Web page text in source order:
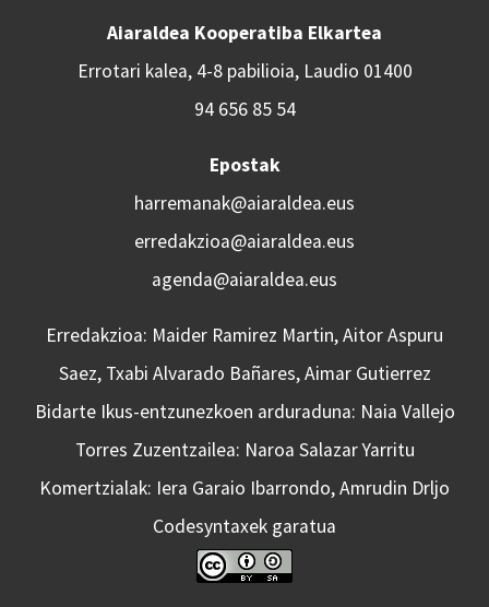
Aiaraldea Kooperatiba Elkartea
Errotari kalea, 4-8 pabilioia, Laudio 01400
94 656 85 54
Epostak
harremanak@aiaraldea.eus
erredakzioa@aiaraldea.eus
agenda@aiaraldea.eus
Erredakzioa: Maider Ramirez Martin, Aitor Aspuru
Saez, Txabi Alvarado Bañares, Aimar Gutierrez
Bidarte Ikus-entzunezkoen arduraduna: Naia Vallejo
Torres Zuzentzailea: Naroa Salazar Yarritu
Komertzialak: Iera Garaio Ibarrondo, Amrudin Drljo
Codesyntaxek garatua